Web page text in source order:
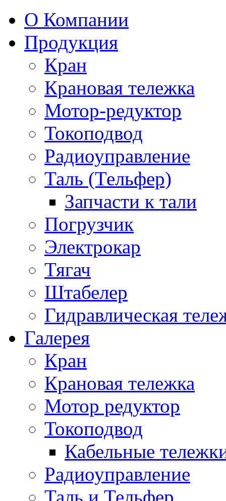
О Компании
Продукция
Кран
Крановая тележка
Мотор-редуктор
Токоподвод
Радиоуправление
Таль (Тельфер)
Запчасти к тали
Погрузчик
Электрокар
Тягач
Штабелер
Гидравлическая
Галерея
Кран
Крановая тележка
Мотор редуктор
Токоподвод
Кабельные
Радиоуправление